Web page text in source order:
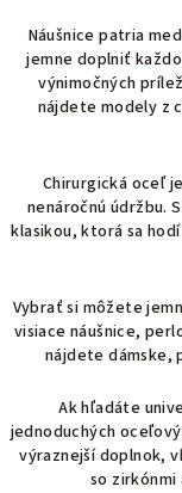
Náušnice patria
jemne doplniť
výnimočných
nájdete modely z
Chirurgická oceľ
nenáročnú údržbu.
klasikou, ktorá sa
Vybrať si môžete
visiace náušnice,
nájdete dámske,
Ak hľadáte
jednoduchých
výraznejší doplnok,
so